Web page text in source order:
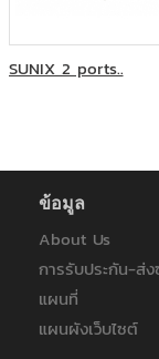
ระบบขนส่งมวลชน กรุ
วิทยุการบินแห่งประเทศ
ห้างหุ้นส่วนจำกัด บี.พี.
โรงพยาบาลมหาราชน
โรงพยาบาลราชเวชอุ
ไทยประกันชีวิต
ไทยประกันชีวิต : ฟิวเ
ไทยประกันชีวิต : เซ็
SUNIX 2 ports..
ข้อมูล
About Us
การรับประกัน-ส่
แผนที่
แผนผังเว็บไซต์